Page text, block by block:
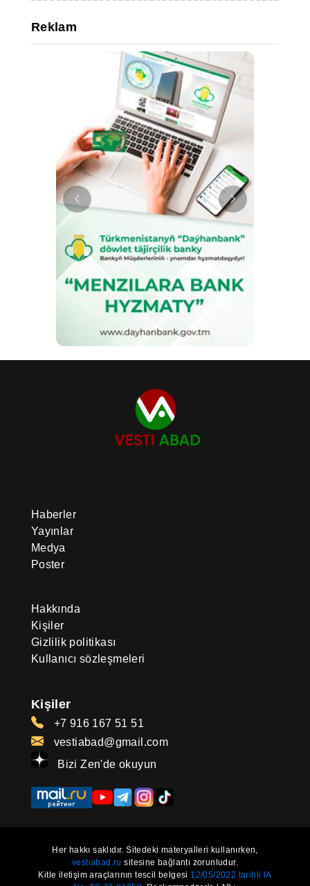
Reklam
Haberler
Yayınlar
Medya
Poster
Hakkında
Kişiler
Gizlilik politikası
Kullanıcı sözleşmeleri
Kişiler
+7 916 167 51 51
vestiabad@gmail.com
Bizi Zen'de okuyun
Her hakkı saklıdır. Sitedeki materyalleri kullanırken,
vestiabad.ru sitesine bağlantı zorunludur.
Kitle iletişim araçlarının tescil belgesi 12/05/2022 tarihli IA